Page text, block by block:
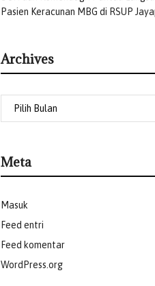
Pasien Keracunan MBG di RSUP
Archives
Meta
Masuk
Feed entri
Feed komentar
WordPress.org